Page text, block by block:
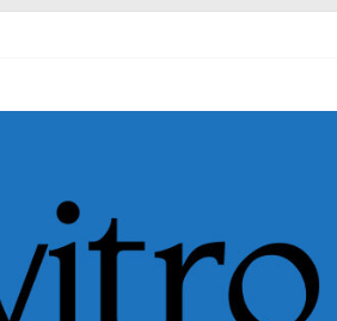
40 años INVI